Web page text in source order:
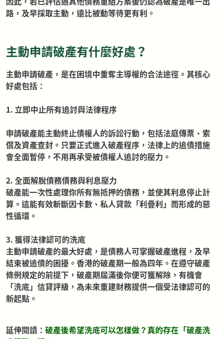
路，及早採取主動，遠比被動等待更有利。
主動申請破產有什麼好處？
主動申請破產，是在困境中重奪主導權的合法途徑。其核心
好處包括：
1. 立即中止所有追討與法律程序
申請破產能主動終止債權人的訴訟行動，包括法庭傳票、索
償及資產查封。只要正式進入破產程序，法律上的追債措施
會全面暫停，不用再承受被債權人追討的壓力。
2. 全面解脫債務債務與利息壓力
破產能一次性處理你所有無抵押的債務，並使其利息停止計
算。這能有效斬斷因卡數、私人貸款「利疊利」而形成的惡
性循環。
3. 獲得法律認可的洗底
主動申請破產的最大好處，是債務人可掌握破產進程，及早
結束被追債的困擾。香港的破產期一般為四年。在遵守破產
條例規定的前提下，破產期屆滿後你便可獲解除，有機會
「洗底」信貸評級，為未來重建財務提供一個受法律認可的
新起點。
延伸閱讀： 破產後希望洗底可以怎樣做？真的存在「破產洗